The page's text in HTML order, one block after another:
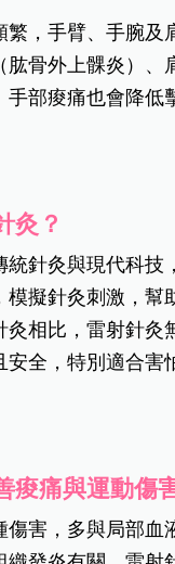
繁，手臂、手腕及
肱骨外上髁炎）、
手部痠痛也會降低
灸？
統針灸與現代科技
模擬針灸刺激，幫
相比，雷射針灸
安全，特別適合害
痠痛與運動傷
傷害，多與局部血